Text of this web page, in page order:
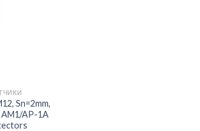
Sn=2mm,
AM1/AP-1A